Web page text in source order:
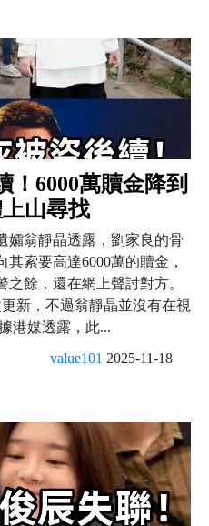
！6000萬贖金降到
山尋找
孀翁靜晶透露，劉家良的骨
索要高達6000萬的贖金，
餘，還在網上聲討對方。
新，不過翁靜晶並沒有在視
港媒透露，此...
value101 2025-11-18